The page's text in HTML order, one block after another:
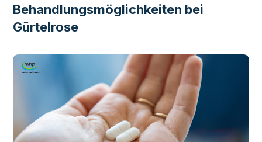
Behandlungsmöglichkeiten bei
Gürtelrose